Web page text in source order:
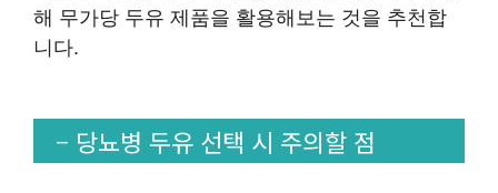
해 무가당 두유 제품을 활용해보는 것을 추천합
니다.
– 당뇨병 두유 선택 시 주의할 점